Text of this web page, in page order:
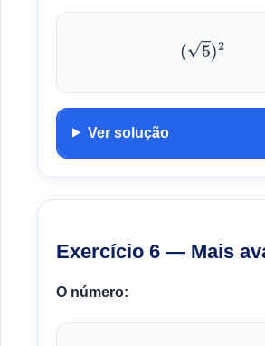
(5 )2
Ver solução
Exercício 6 — Mais
O número: